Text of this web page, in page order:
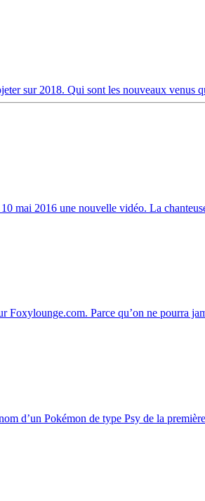
sur 2018. Qui sont les nouveaux venus
mai 2016 une nouvelle vidéo. La
Parce qu’on ne pourra
d’un Pokémon de type Psy de la